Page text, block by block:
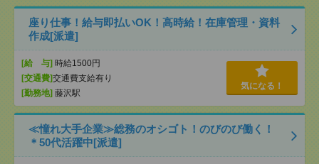
座り仕事！給与即払いOK！高時給！在庫管理・資料
作成[派遣]
[給 与] 時給1500円
[交通費]交通費支給有り
[勤務地] 藤沢駅
気になる！
≪憧れ大手企業≫総務のオシゴト！のびのび働く！
＊50代活躍中[派遣]